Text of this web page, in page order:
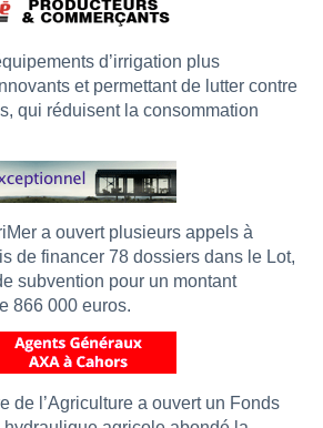
d’irrigation plus
et permettant de lutter contre
qui réduisent la consommation
a ouvert plusieurs appels à
de financer 78 dossiers dans le Lot,
subvention pour un montant
866 000 euros.
de l’Agriculture a ouvert un Fonds